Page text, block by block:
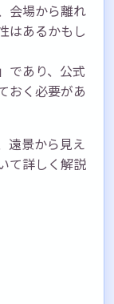
会場から離れ
はあるかもし
であり、公式
おく必要があ
遠景から見え
て詳しく解説